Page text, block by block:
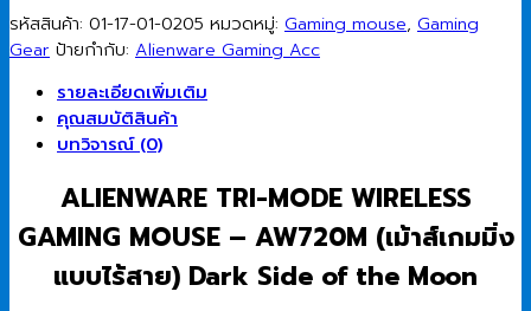
Wireless
Gaming
Mouse
AW720M-
black
ชิ้น
รหัสสินค้า: 01-17-01-0205 หมวดหมู่: Gaming mouse, Gaming
Gear ป้ายกำกับ: Alienware Gaming Acc
รายละเอียดเพิ่มเติม
คุณสมบัติสินค้า
บทวิจารณ์ (0)
ALIENWARE TRI-MODE WIRELESS
GAMING MOUSE – AW720M (เม้าส์เกมมิ่ง
แบบไร้สาย) Dark Side of the Moon